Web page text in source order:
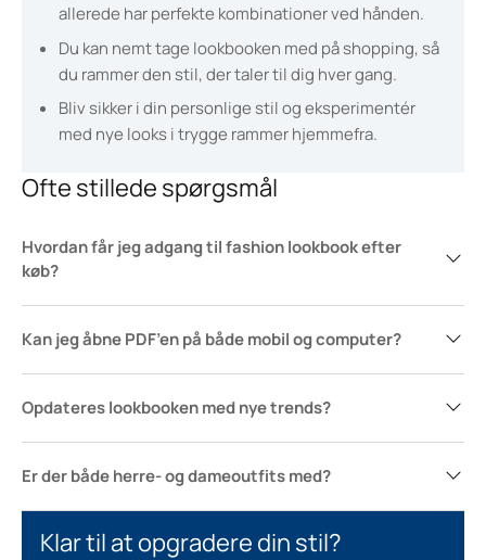
allerede har perfekte kombinationer ved hånden.
Du kan nemt tage lookbooken med på shopping, så
du rammer den stil, der taler til dig hver gang.
Bliv sikker i din personlige stil og eksperimentér
med nye looks i trygge rammer hjemmefra.
Ofte stillede spørgsmål
Hvordan får jeg adgang til fashion lookbook efter
køb?
Kan jeg åbne PDF’en på både mobil og computer?
Opdateres lookbooken med nye trends?
Er der både herre- og dameoutfits med?
Klar til at opgradere din stil?